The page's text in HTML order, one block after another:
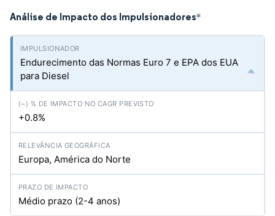
Análise de Impacto dos Impulsionadores*
Endurecimento das Normas Euro 7 e EPA dos EUA
para Diesel
+0.8%
Europa, América do Norte
Médio prazo (2-4 anos)